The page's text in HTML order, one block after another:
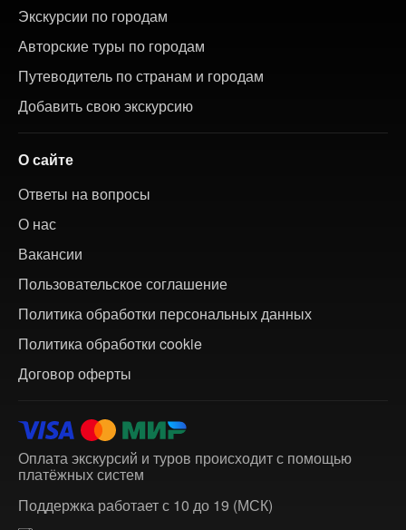
Экскурсии по городам
Авторские туры по городам
Путеводитель по странам и городам
Добавить свою экскурсию
О сайте
Ответы на вопросы
О нас
Вакансии
Пользовательское соглашение
Политика обработки персональных данных
Политика обработки cookie
Договор оферты
Оплата экскурсий и туров происходит с помощью
платёжных систем
Поддержка работает с 10 до 19 (МСК)